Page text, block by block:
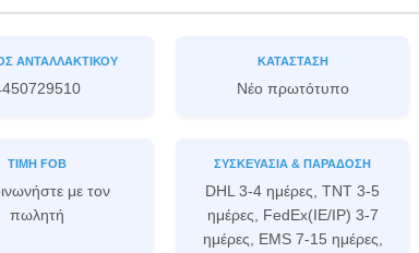
ΑΝΤΑΛΛΑΚΤΙΚΟΎ ΚΑΤΆΣΤΑΣΗ
Νέο πρωτότυπο
ΤΙΜΉ FOB
με τον
πωλητή
ΣΥΣΚΕΥΑΣΊΑ & ΠΑΡΆΔΟΣΗ
DHL 3-4 ημέρες, TNT 3-5
ημέρες, FedEx(IE/IP) 3-7
ημέρες, EMS 7-15 ημέρες,